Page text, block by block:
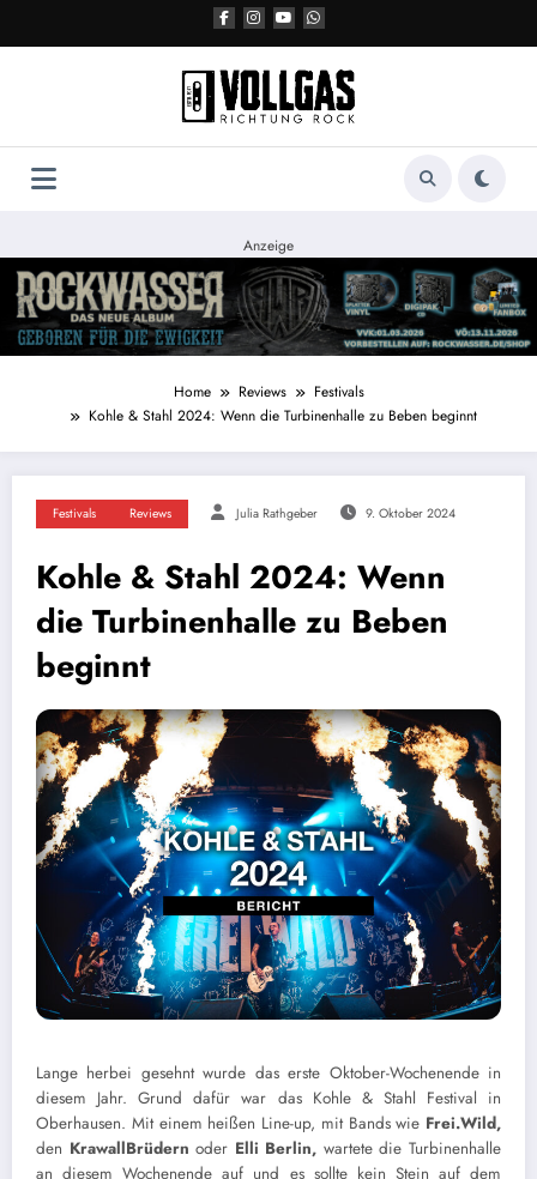
Anzeige
Home Reviews
Festivals
Kohle & Stahl 2024: Wenn die Turbinenhalle zu Beben beginnt
Festivals Reviews Julia Rathgeber 9. Oktober 2024
Kohle & Stahl 2024: Wenn
die Turbinenhalle zu Beben
beginnt
Lange herbei gesehnt wurde das erste Oktober-Wochenende in
diesem Jahr. Grund dafür war das Kohle & Stahl Festival in
Oberhausen. Mit einem heißen Line-up, mit Bands wie Frei.Wild,
den KrawallBrüdern oder Elli Berlin, wartete die Turbinenhalle
an diesem Wochenende auf und es sollte kein Stein auf dem